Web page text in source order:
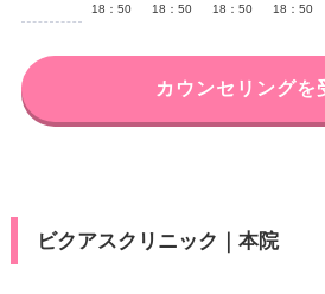
18：50
18：50
18：50
18：50
カウンセリングを
ビクアスクリニック｜本院